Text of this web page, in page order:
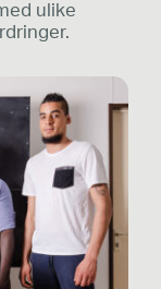
ulike